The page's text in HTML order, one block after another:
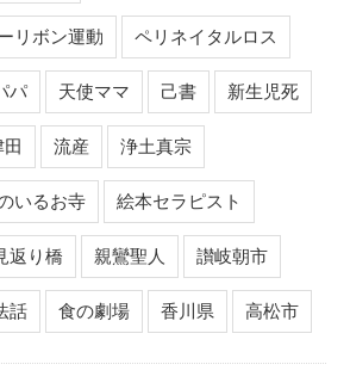
リボン運動 ペリネイタルロス
パ 天使ママ 己書 新生児死
田 流産 浄土真宗
いるお寺 絵本セラピスト
返り橋 親鸞聖人 讃岐朝市
話 食の劇場 香川県 高松市